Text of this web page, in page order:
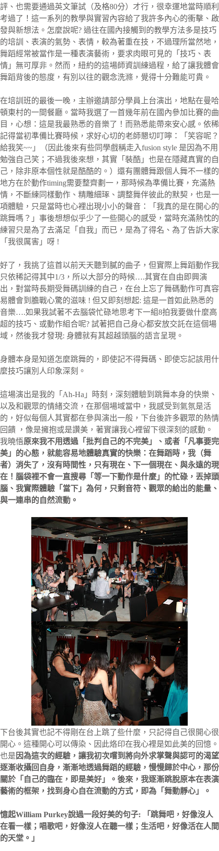
評、也需要通過英文筆試（及格80分）才行，很幸運地當時順利
考過了！這一系列的教學與實習內容給了我許多內心的衝擊、啟
發與新想法。怎麼說呢? 過往在國內接觸到的教學方法多是技巧
的培訓、表演的氣勢、表情，較為著重在技，不過理所當然地，
舞蹈經常被當作是一種表演藝術，要求肉眼可見的「技巧、表
情」無可厚非。然而，紐約的這場師資訓練過程，給了讓我體會
舞蹈背後的態度，有別以往的觀念洗滌，覺得十分難能可貴。
在培訓班的最後一晚，主辦邀請部分學員上台演出，地點在曼哈
頓東村的一間餐廳。當時我選了一首幾年前在國內參加比賽的曲
目，心想：這是我最熟悉的音樂了！而熟悉能帶來安心感。依稀
記得當初準備比賽時候，求好心切的老師懇切叮嚀：「笑容呢？
給我笑~~」（因此後來有些同學戲稱走入fusion style 是因為不用
勉強自己笑；不過我後來想，其實「裝酷」也是在隱藏真實的自
己，除非原本個性就是酷酷的。）還有團體舞跟個人舞不一樣的
地方在於動作timing需要整齊劃一，那時候為準備比賽，充滿熱
情，不斷練同樣動作、精雕細琢、調整舞伴彼此的默契，也是一
項體驗，只是當時也心裡出現小小的聲音：「我真的是在開心的
跳舞嗎？」事後想想似乎少了一些開心的感受，當時充滿熱忱的
練習只是為了去滿足「自我」而已，是為了得名、為了告訴大家
「我很厲害」呀 !
好了，我挑了這首以前天天聽到膩的曲子，但實際上舞蹈動作我
只依稀記得其中1/3，所以大部分的時候….其實在自由即興演
出，對當時長期受舞碼訓練的自己，在台上忘了舞碼動作可真容
易體會到膽戰心驚的滋味 ! 但又即刻想起: 這是一首如此熟悉的
音樂….如果我試著不去腦袋忙碌地思考下一組8拍我要做什麼高
超的技巧、或動作組合呢? 試著把自己身心都安放交託在這個場
域，然後我才發現: 身體就有其超越頭腦的語言呈現。
身體本身是知道怎麼跳舞的，即使記不得舞碼、即使忘記該用什
麼技巧讓別人印象深刻。
這場演出是我的「Ah-Ha」時刻，深刻體驗到跳舞本身的快樂、
以及和觀眾的情緒交流，在那個場域當中，我感受到氣氛是活
的，好似每個人其實都在參與演出一般，下台後許多觀眾的熱情
回饋 ，像是擁抱或是讚美，著實讓我心裡留下很深刻的感動。
我曉悟原來我不用透過「批判自己的不完美」、或者「凡事要完
美」的心態，就能容易地體驗真實的快樂：在舞蹈時，我（舞
者）消失了，沒有時間性，只有現在、下一個現在、與永遠的現
在！腦袋裡不會一直搜尋「等一下動作是什麼」的忙碌，丟掉頭
腦、我實際體驗「當下」為何，只剩音符、觀眾的給出的能量、
與一連串的自然流動。
下台後其實也記不得剛在台上跳了些什麼，只記得自己很開心很
開心。這種開心可以傳染、因此烙印在我心裡是如此美的回憶。
也是 因為這次的經驗，讓我初次嚐到將向外求掌聲與認可的渴望
逐漸收攝回自身，漸漸地透過舞蹈的經驗，慢慢歸於中心，那份
關於「自己的臨在，即是美好」。後來，我逐漸跳脫原本在表演
藝術的框架，找到身心自在流動的方式，即為「舞動靜心」。
憶起William Purkey說過一段好美的句子: 「跳舞吧，好像沒人
在看一樣；唱歌吧，好像沒人在聽一樣；生活吧，好像活在人間
的天堂。」